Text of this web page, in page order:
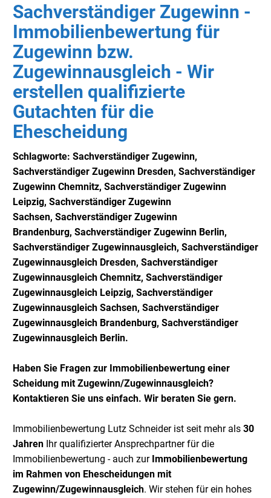
Sachverständiger Zugewinn -
Immobilienbewertung für
Zugewinn bzw.
Zugewinnausgleich - Wir
erstellen qualifizierte
Gutachten für die
Ehescheidung
Schlagworte: Sachverständiger Zugewinn,
Sachverständiger Zugewinn Dresden, Sachverständiger
Zugewinn Chemnitz, Sachverständiger Zugewinn
Leipzig, Sachverständiger Zugewinn
Sachsen, Sachverständiger Zugewinn
Brandenburg, Sachverständiger Zugewinn Berlin,
Sachverständiger Zugewinnausgleich, Sachverständiger
Zugewinnausgleich Dresden, Sachverständiger
Zugewinnausgleich Chemnitz, Sachverständiger
Zugewinnausgleich Leipzig, Sachverständiger
Zugewinnausgleich Sachsen, Sachverständiger
Zugewinnausgleich Brandenburg, Sachverständiger
Zugewinnausgleich Berlin.
Haben Sie Fragen zur Immobilienbewertung einer
Scheidung mit Zugewinn/Zugewinnausgleich?
Kontaktieren Sie uns einfach. Wir beraten Sie gern.
Immobilienbewertung Lutz Schneider ist seit mehr als 30
Jahren Ihr qualifizierter Ansprechpartner für die
Immobilienbewertung - auch zur Immobilienbewertung
im Rahmen von Ehescheidungen mit
Zugewinn/Zugewinnausgleich. Wir stehen für ein hohes